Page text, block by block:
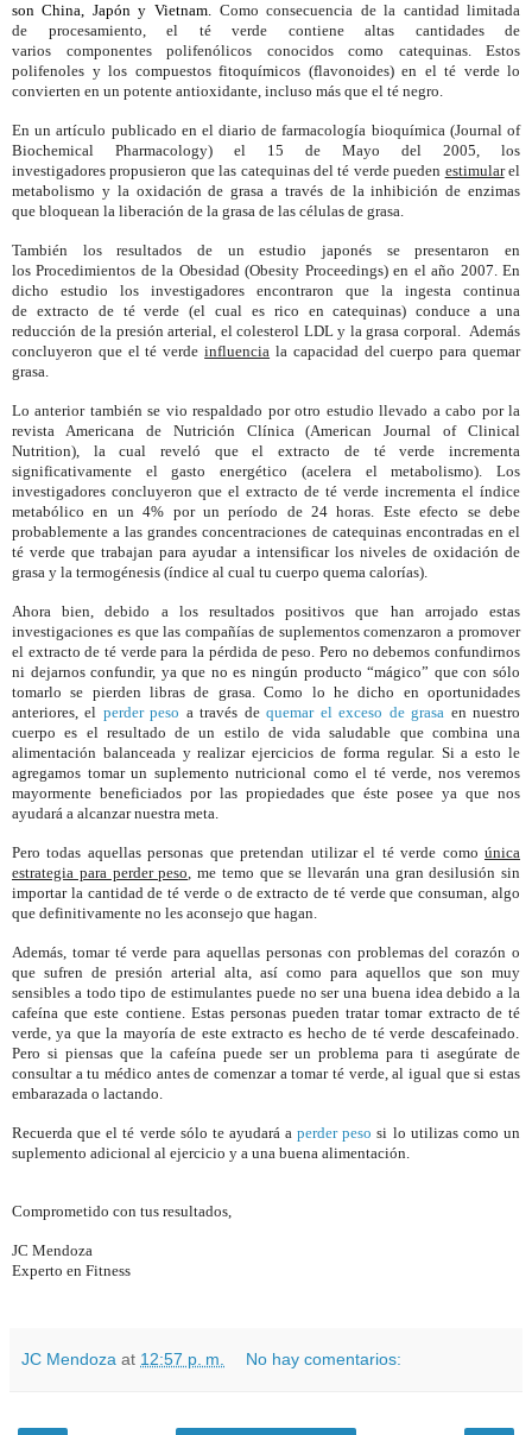
son China, Japón y Vietnam. Como consecuencia de la cantidad limitada
de
procesamiento, el té verde contiene
altas cantidades de
varios
componentes polifenólicos conocidos como catequinas.
Estos
polifenoles ylos compuestos fitoquímicos (flavonoides) en el té verde lo
convierten en un potente antioxidante, incluso más que el té negro.
En un artículo publicado en el diario de farmacología bioquímica (Journal of
Biochemical Pharmacology) el 15 de Mayo del 2005,
los
investigadores propusieron que las catequinas del té verde pueden estimular el
metabolismo y la oxidación de grasa a través de la inhibición de enzimas
que bloquean la liberación de la grasa de las células de grasa.
También los resultados de un estudio japonés
se presentaron en
los Procedimientos de la Obesidad (Obesity Proceedings)en el año 2007. En
dicho estudio los investigadores encontraron
que la ingesta
continua
de extracto de té verde (el cual es rico en catequinas) conduce a una
reducción de la presión arterial, el colesterol LDL y la grasa corporal. Además
concluyeron que el té verde influencia la capacidad del cuerpo para quemar
grasa.
Lo anterior también se vio respaldado por otro estudio llevado a cabo por la
revista Americana de Nutrición Clínica (American Journal of Clinical
Nutrition), la cual reveló que el extracto de téverde incrementa
significativamente el gasto energético (acelera el metabolismo). Los
investigadores concluyeron que el extracto de té verde incrementa el índice
metabólico en un 4% por un período de 24 horas. Este efecto se debe
probablemente a las grandes concentraciones de catequinas encontradas en el
té verde que trabajan para ayudar a intensificar los niveles de oxidación de
grasa y la termogénesis (índice al cual tu cuerpo quema calorías).
Ahora bien, debido a los resultados positivos que han arrojado estas
investigaciones es que las compañías de suplementos comenzaron a promover
el extracto de té verde para la pérdida de peso. Pero no debemos confundirnos
ni dejarnos confundir, ya que no es ningún producto “mágico” que con sólo
tomarlo se pierden libras de grasa. Como lo he dicho en oportunidades
anteriores, el perder peso a través dequemar el exceso de grasa en nuestro
cuerpo es el resultado de un estilo de vida saludable que combina una
alimentación balanceada y realizar ejercicios de forma regular. Si a esto le
agregamos tomar un suplemento nutricional como el téverde, nos veremos
mayormente beneficiados por las propiedades queéste posee ya que nos
ayudará a alcanzar nuestra meta.
Pero todas aquellas personas que pretendan utilizar el téverde comoúnica
estrategia para perder peso, me temo que se llevarán una gran desilusión sin
importar la cantidad de té verde o de extracto de téverde que consuman, algo
que definitivamente no les aconsejo que hagan.
Además, tomar téverde para aquellas personas con problemas del corazón o
que sufren de presión arterial alta, así como para aquellos que son muy
sensibles a todo tipo de estimulantes puede no ser una buena idea debido a la
cafeína que este contiene. Estas personas pueden tratar tomar extracto de té
verde, ya que la mayoría de este extracto es hecho de téverde descafeinado.
Pero si piensas que la cafeína puede ser un problema para ti asegúrate de
consultar a tu médico antes de comenzar a tomar té verde, al igual que si estas
embarazada o lactando.
Recuerda que el té verde sólo te ayudará aperder peso si lo utilizas como un
suplemento adicional al ejercicio y a una buena alimentación.
Comprometido con tus resultados,
JC Mendoza
Experto en Fitness
JC Mendoza at 12:57 p. m. No hay comentarios: